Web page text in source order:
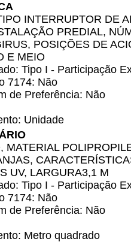
INTERRUPTOR DE
PREDIAL,
POSIÇÕES DE
E MEIO
Tipo I - Participação
7174: Não
de Preferência: Não
Unidade
MATERIAL
UV, LARGURA3,1 M
Tipo I - Participação
7174: Não
de Preferência: Não
Metro quadrado